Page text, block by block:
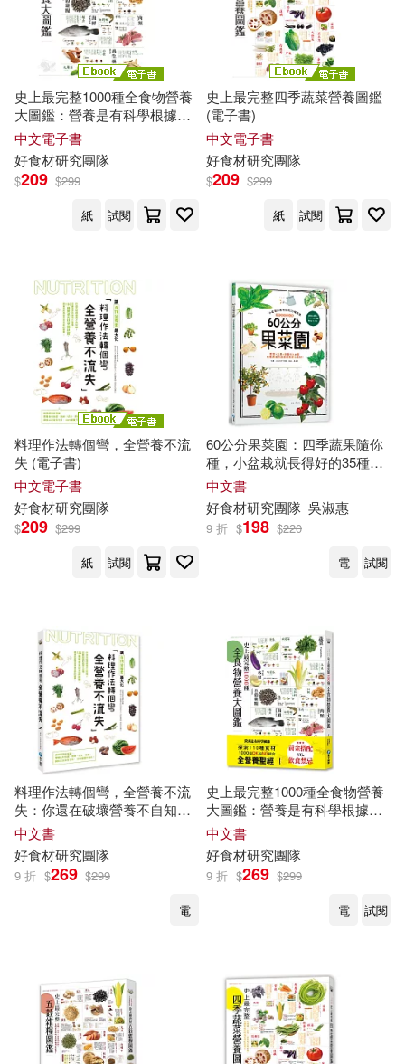
史上最完整1000種全食物營養
大圖鑑：營養是有科學根據，
探索110種食材
NG組合，全營養聖經! (電子
書)
中文電子書
好食材研究團隊
$209 $299
紙
試閱
史上最完整四季蔬菜營養圖鑑
(電子書)
中文電子書
好食材研究團隊
$209 $299
紙
試閱
料理作法轉個彎，全營養不流
失 (電子書)
中文電子書
好食材研究團隊
$209 $299
紙
試閱
60公分果菜園：四季蔬果隨你
種，小盆栽就長得好的35種蔬
果，葉菜X瓜果X辛香料X水
果，收穫滿滿的成就感與安心
食材!
中文書
好食材研究團隊 吳淑惠
9 折 $198 $220
電
試閱
料理作法轉個彎，全營養不流
失：你還在破壞營養不自知嗎?
改變錯誤的調理小習慣，130種
餐桌食材 烹調訣竅，簡單就能
保留食材全部的營養!
中文書
好食材研究團隊
9 折 $269 $299
電
史上最完整1000種全食物營養
大圖鑑：營養是有科學根據，
探索110種
NG組合，全營養聖經!
中文書
好食材研究團隊
9 折 $269 $299
電
試閱